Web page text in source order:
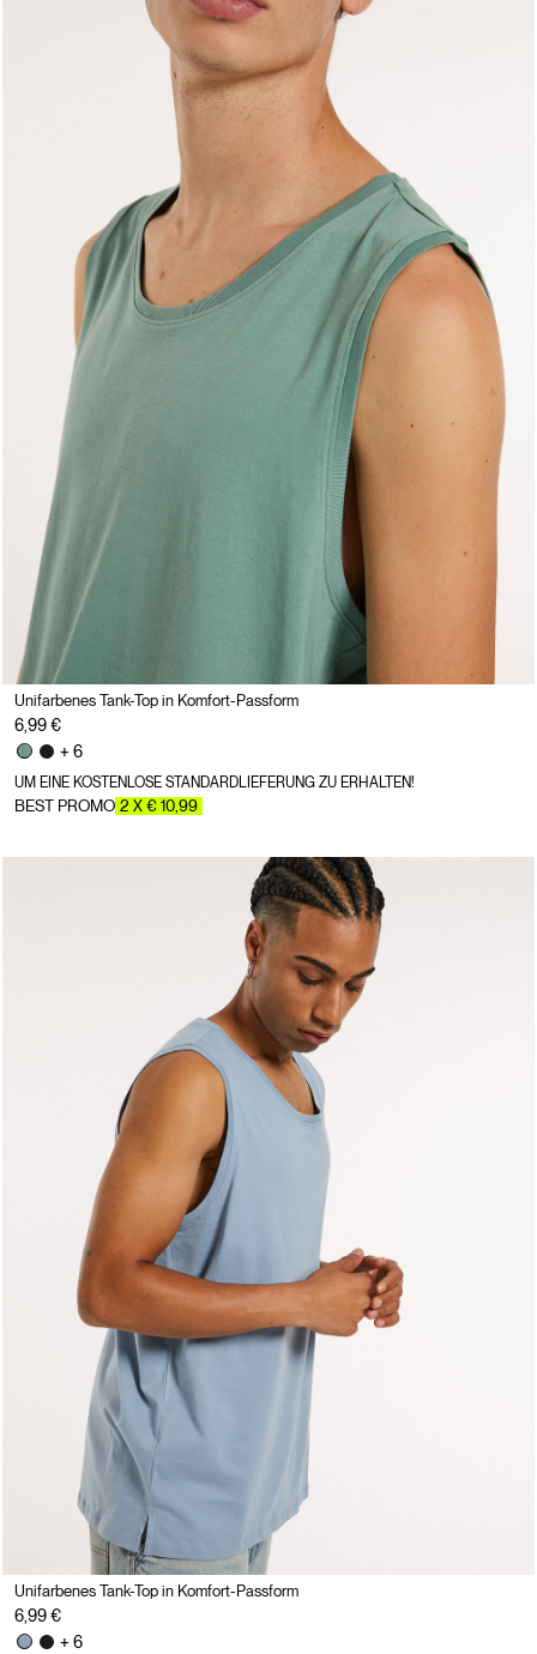
Unifarbenes Tank-Top in Komfort-Passform
6,99 €
+ 6
UM EINE KOSTENLOSE STANDARDLIEFERUNG ZU ERHALTEN!
BEST PROMO 2 X € 10,99
Unifarbenes Tank-Top in Komfort-Passform
6,99 €
+ 6